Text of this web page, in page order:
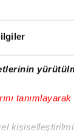
tanımlayarak